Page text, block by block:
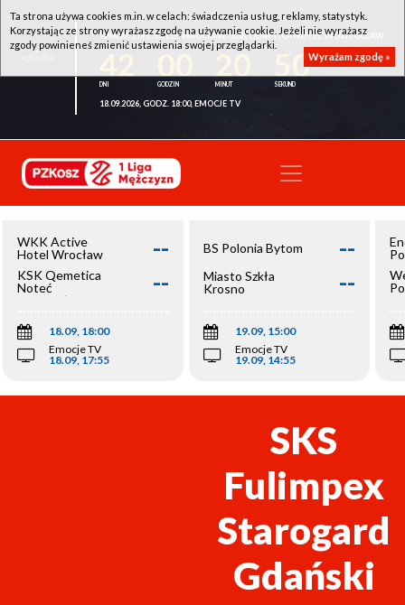
WKK ACTIVE HOTEL WROCŁAW - KSK QEMETICA NOTEĆ INOWROCŁAW
50
18.09.2026, GODZ. 18:00, EMOCJE TV
WKK Active
Hotel Wrocław
--
KSK Qemetica
Noteć
Inowrocław
--
18.09, 18:00
Emocje TV
18.09, 17:55
BS Polonia Bytom --
Miasto Szkła
Krosno
--
19.09, 15:00
Emocje TV
19.09, 14:55
SKS
Fulimpex
Starogard
Gdański
Ta strona używa cookies m.in. w celach: świadczenia usług, reklamy, statystyk.
Korzystając ze strony wyrażasz zgodę na używanie cookie. Jeżeli nie wyrażasz
zgody powinieneś zmienić ustawienia swojej przeglądarki.
Wyrażam zgodę »